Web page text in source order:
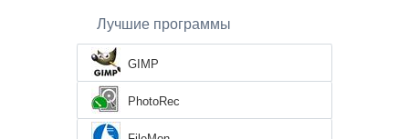
Лучшие программы
GIMP
PhotoRec